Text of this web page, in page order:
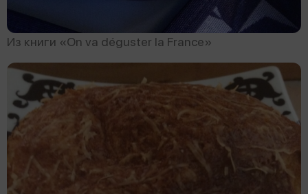
Из книги «On va déguster la France»